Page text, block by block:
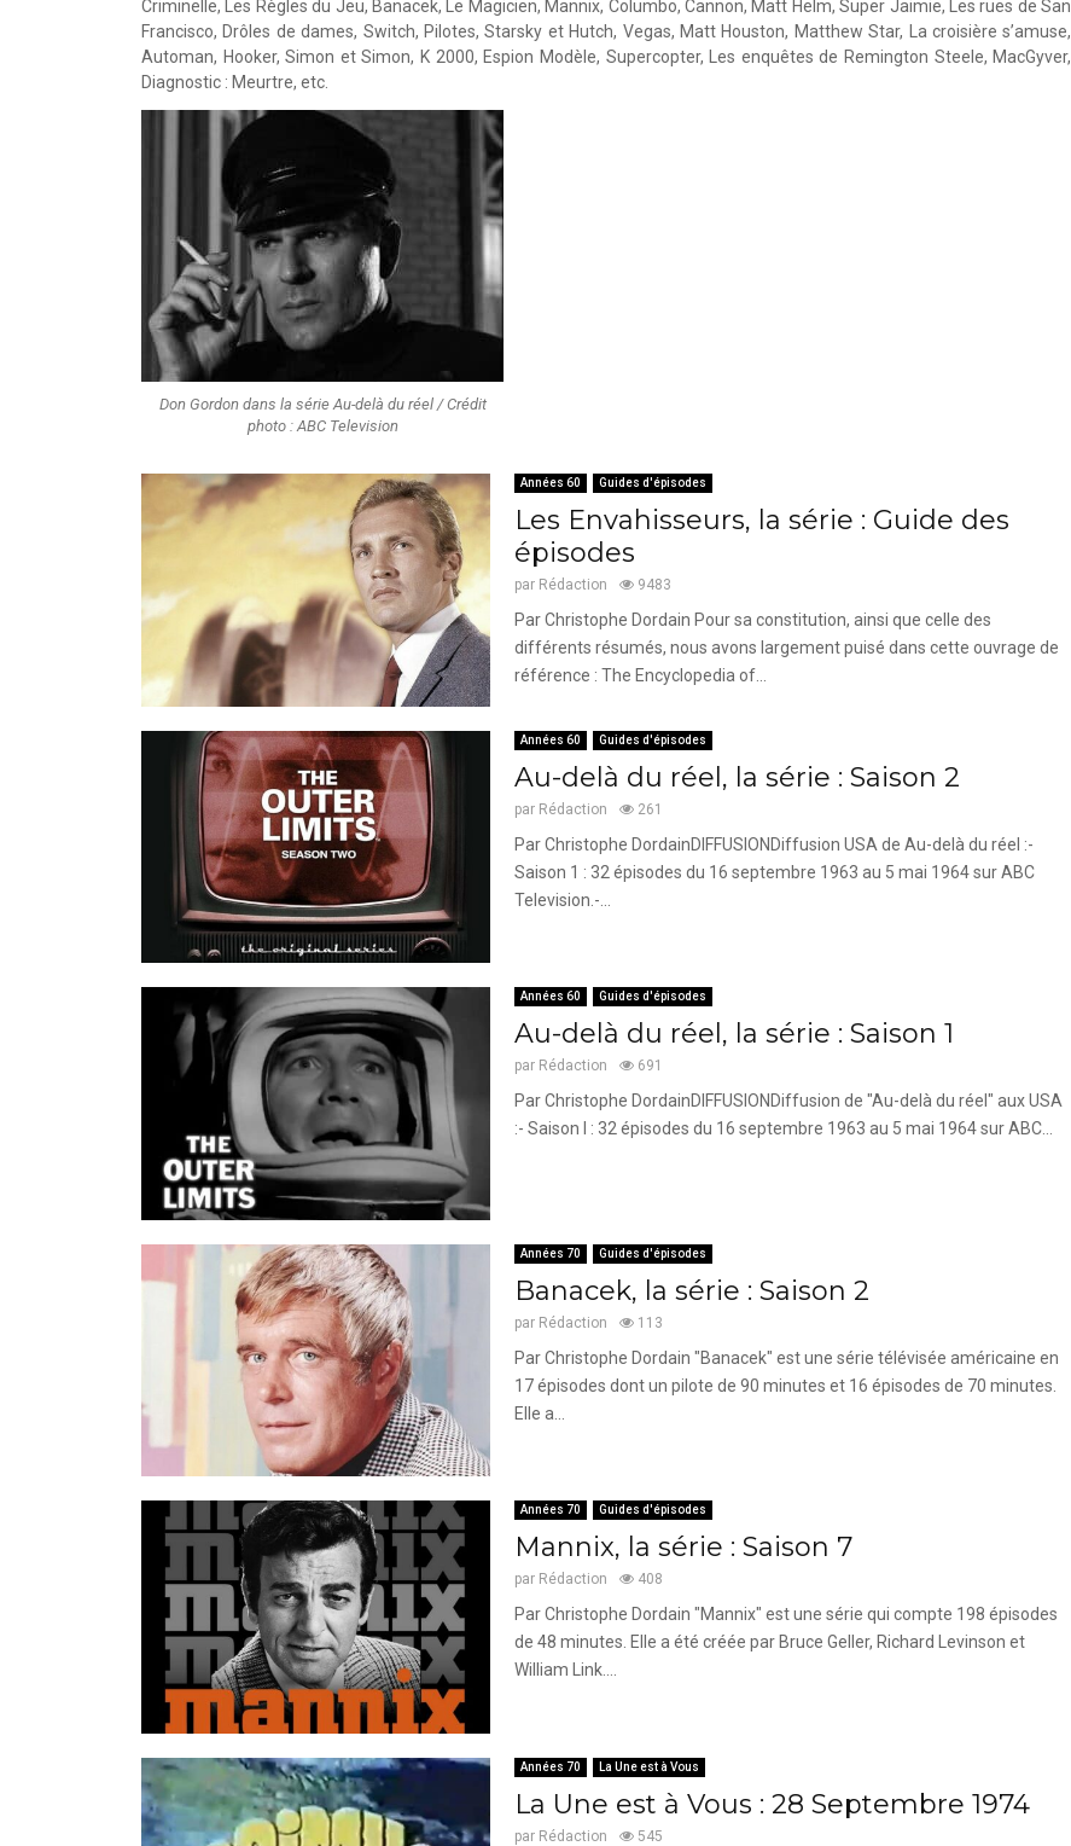
Criminelle, Les Règles du Jeu, Banacek, Le Magicien, Mannix, Columbo, Cannon, Matt Helm, Super Jaimie, Les rues de San
Francisco, Drôles de dames, Switch, Pilotes, Starsky et Hutch, Vegas, Matt Houston, Matthew Star, La croisière s’amuse,
Automan, Hooker, Simon et Simon, K 2000, Espion Modèle, Supercopter, Les enquêtes de Remington Steele, MacGyver,
Diagnostic : Meurtre, etc.
Don Gordon dans la série Au-delà du réel / Crédit
photo : ABC Television
Années 60 Guides d'épisodes
Les Envahisseurs, la série : Guide des
épisodes
par Rédaction 9483
Par Christophe Dordain Pour sa constitution, ainsi que celle des
différents résumés, nous avons largement puisé dans cette ouvrage de
référence : The Encyclopedia of...
Années 60 Guides d'épisodes
Au-delà du réel, la série : Saison 2
par Rédaction 261
Par Christophe DordainDIFFUSIONDiffusion USA de Au-delà du réel :-
Saison 1 : 32 épisodes du 16 septembre 1963 au 5 mai 1964 sur ABC
Television.-...
Années 60 Guides d'épisodes
Au-delà du réel, la série : Saison 1
par Rédaction 691
Par Christophe DordainDIFFUSIONDiffusion de "Au-delà du réel" aux USA
:- Saison I : 32 épisodes du 16 septembre 1963 au 5 mai 1964 sur ABC...
Années 70 Guides d'épisodes
Banacek, la série : Saison 2
par Rédaction 113
Par Christophe Dordain "Banacek" est une série télévisée américaine en
17 épisodes dont un pilote de 90 minutes et 16 épisodes de 70 minutes.
Elle a...
Années 70 Guides d'épisodes
Mannix, la série : Saison 7
par Rédaction 408
Par Christophe Dordain "Mannix" est une série qui compte 198 épisodes
de 48 minutes. Elle a été créée par Bruce Geller, Richard Levinson et
William Link....
Années 70 La Une est à Vous
La Une est à Vous : 28 Septembre 1974
par Rédaction 545